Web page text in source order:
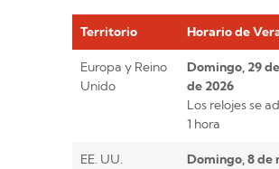
Territorio Horario de
Europa y Reino
Unido
Domingo, 29
de 2026
Los relojes se
1 hora
EE. UU.
Domingo, 8 de